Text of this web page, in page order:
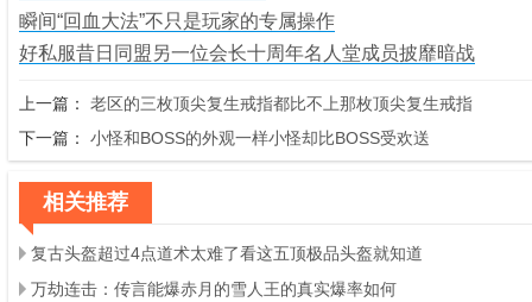
瞬间“回血大法”不只是玩家的专属操作
好私服昔日同盟另一位会长十周年名人堂成员披靡暗战
上一篇： 老区的三枚顶尖复生戒指都比不上那枚顶尖复生戒指
下一篇： 小怪和BOSS的外观一样小怪却比BOSS受欢送
相关推荐
复古头盔超过4点道术太难了看这五顶极品头盔就知道
万劫连击：传言能爆赤月的雪人王的真实爆率如何